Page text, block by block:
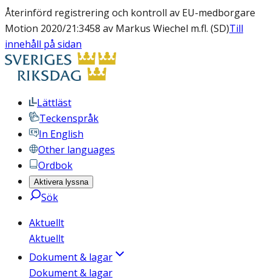
Återinförd registrering och kontroll av EU-medborgare
Motion 2020/21:3458 av Markus Wiechel m.fl. (SD)Till
innehåll på sidan
Lättläst
Teckenspråk
In English
Other languages
Ordbok
Aktivera lyssna
Sök
Aktuellt
Aktuellt
Dokument & lagar
Dokument & lagar